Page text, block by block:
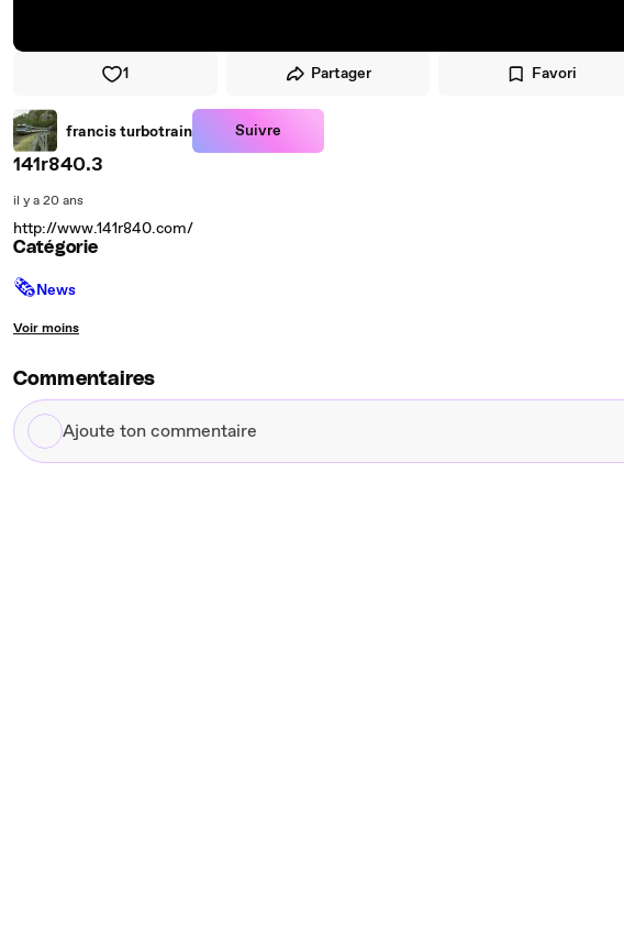
1 Partager Favori
francis turbotrain Suivre
141r840.3
il y a 20 ans
http://www.141r840.com/
Catégorie
🗞News
Voir moins
Commentaires
Ajoute
ton